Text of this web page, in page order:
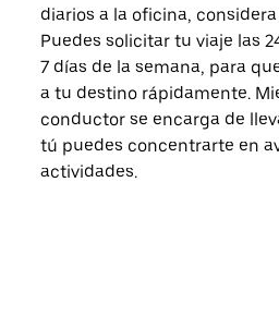
diarios a la oficina,
Puedes solicitar tu viaje las
7 días de la semana, para
a tu destino rápidamente.
conductor se encarga de
tú puedes concentrarte en
actividades.